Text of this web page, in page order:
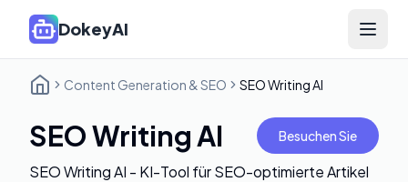
DokeyAI Open
Content Generation & SEO SEO Writing AI
SEO Writing AI Besuchen Sie
SEO Writing AI - KI-Tool für SEO-optimierte Artikel